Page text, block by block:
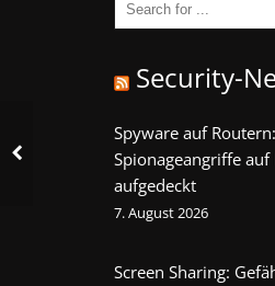
Security-
Spyware auf
Spionageangriffe auf
aufgedeckt
7. August 2026
Screen Sharing: